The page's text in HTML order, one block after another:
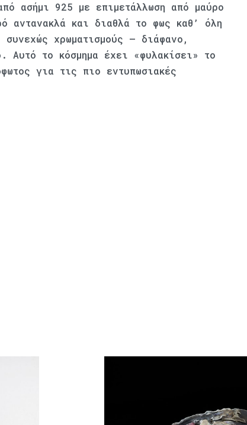
ασήμι 925 με επιμετάλλωση από μαύρο
αντανακλά και διαθλά το φως καθ’ όλη
χρωματισμούς – διάφανο,
Αυτό το κόσμημα έχει «φυλακίσει» το
για τις πιο εντυπωσιακές